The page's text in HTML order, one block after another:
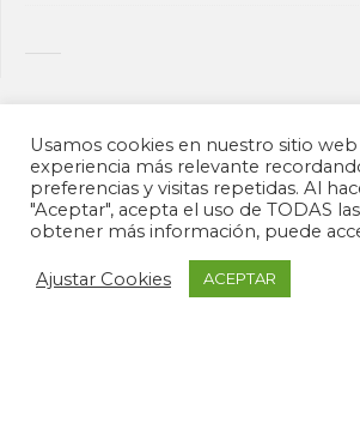
Usamos cookies en nuestro sitio
experiencia más relevante
preferencias y visitas repetidas. Al
"Aceptar", acepta el uso de TODAS
obtener más información, puede
Ajustar Cookies ACEPTAR